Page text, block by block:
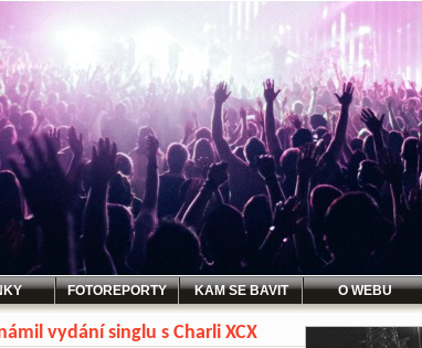
FOTOREPORTY KAM SE BAVIT O WEBU
vydání singlu s Charli XCX